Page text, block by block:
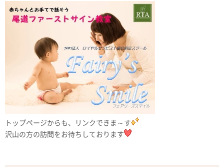
トップページからも、リンクできま～す
沢山の方の訪問をお待ちしております